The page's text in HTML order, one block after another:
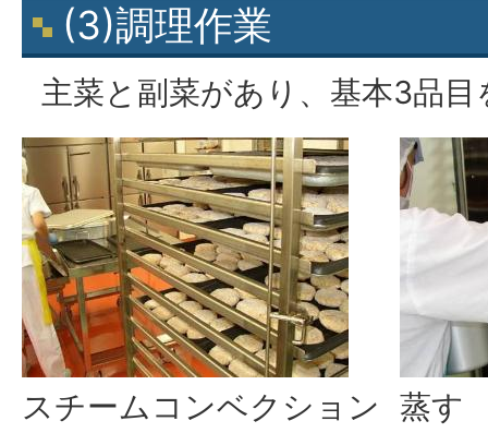
(3)調理作業
主菜と副菜があり、基本3品
スチームコンベクション 蒸す